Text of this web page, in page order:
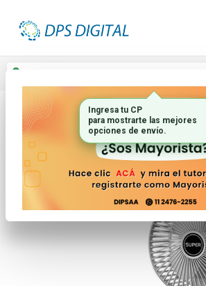
Inicio Pequenos Electrodomesticos
Ingresa tu CP
para mostrarte las mejores
opciones de envío.